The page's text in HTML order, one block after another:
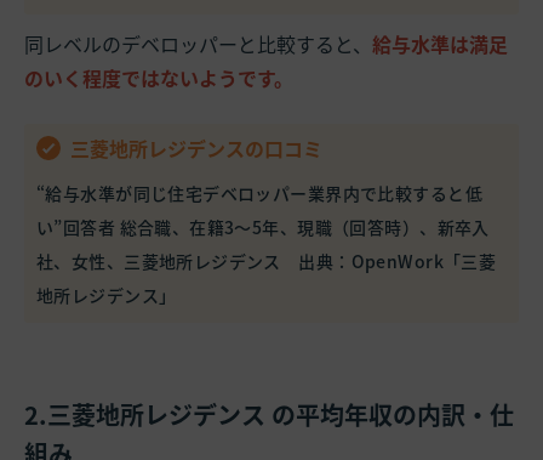
同レベルのデベロッパーと比較すると、 給与水準は満足
のいく程度ではないようです。
三菱地所レジデンスの口コミ
“給与水準が同じ住宅デベロッパー業界内で比較すると低
い”回答者 総合職、在籍3～5年、現職（回答時）、新卒入
社、女性、三菱地所レジデンス 出典： OpenWork「三菱
地所レジデンス」
2.三菱地所レジデンス の平均年収の内訳・仕